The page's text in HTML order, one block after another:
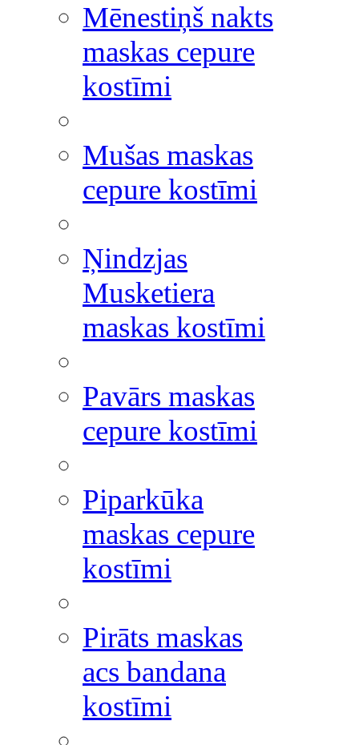
Mēnestiņš nakts
maskas cepure
kostīmi
Mušas maskas
cepure kostīmi
Ņindzjas
Musketiera
maskas kostīmi
Pavārs maskas
cepure kostīmi
Piparkūka
maskas cepure
kostīmi
Pirāts maskas
acs bandana
kostīmi